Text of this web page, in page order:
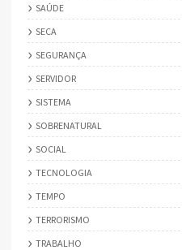
SAÚDE
SECA
SEGURANÇA
SERVIDOR
SISTEMA
SOBRENATURAL
SOCIAL
TECNOLOGIA
TEMPO
TERRORISMO
TRABALHO